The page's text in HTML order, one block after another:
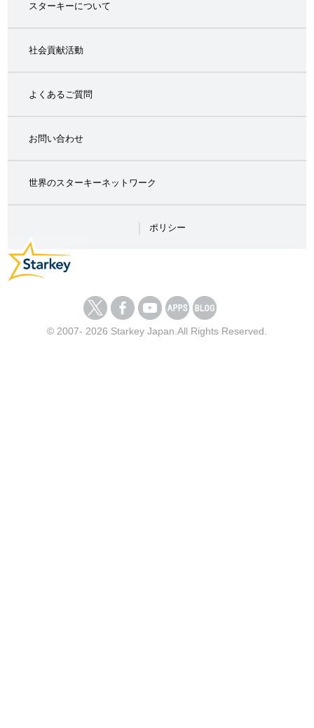
スターキーについて
社会貢献活動
よくあるご質問
お問い合わせ
世界のスターキーネットワーク
ポリシー
© 2007- 2026 Starkey Japan.All Rights Reserved.